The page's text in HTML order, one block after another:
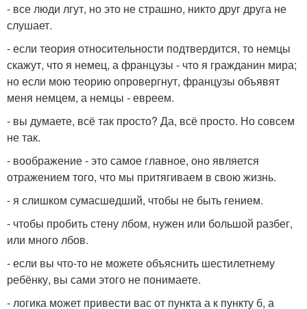
- все люди лгут, но это не страшно, никто друг друга не
слушает.
- если теория относительности подтвердится, то немцы
скажут, что я немец, а французы - что я гражданин мира;
но если мою теорию опровергнут, французы объявят
меня немцем, а немцы - евреем.
- вы думаете, всё так просто? Да, всё просто. Но совсем
не так.
- воображение - это самое главное, оно является
отражением того, что мы притягиваем в свою жизнь.
- я слишком сумасшедший, чтобы не быть гением.
- чтобы пробить стену лбом, нужен или большой разбег,
или много лбов.
- если вы что-то не можете объяснить шестилетнему
ребёнку, вы сами этого не понимаете.
- логика может привести вас от пункта а к пункту б, а